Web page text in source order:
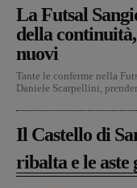
La Futsal
della
nuovi
Tante le conferme nella
Daniele Scarpellini,
Il Castello di
ribalta e le